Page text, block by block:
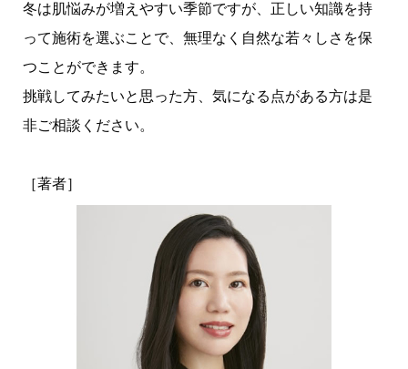
冬は肌悩みが増えやすい季節ですが、正しい知識を持
って施術を選ぶことで、無理なく自然な若々しさを保
つことができます。
挑戦してみたいと思った方、気になる点がある方は是
非ご相談ください。
［著者］